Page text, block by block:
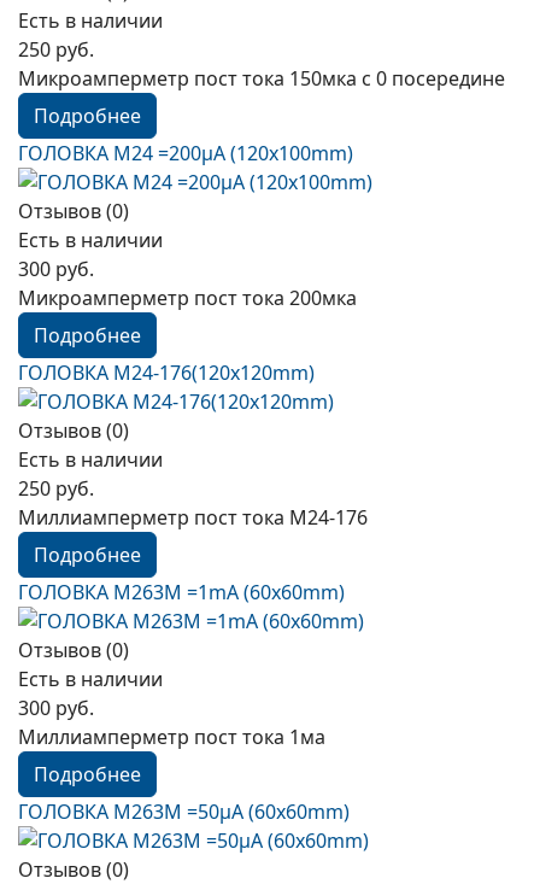
Есть в наличии
250 руб.
Микроамперметр пост тока 150мка с 0 посередине
Подробнее
ГОЛОВКА М24 =200µА (120x100mm)
Отзывов (0)
Есть в наличии
300 руб.
Микроамперметр пост тока 200мка
Подробнее
ГОЛОВКА М24-176(120x120mm)
Отзывов (0)
Есть в наличии
250 руб.
Миллиамперметр пост тока М24-176
Подробнее
ГОЛОВКА М263М =1mА (60x60mm)
Отзывов (0)
Есть в наличии
300 руб.
Миллиамперметр пост тока 1ма
Подробнее
ГОЛОВКА М263М =50µА (60x60mm)
Отзывов (0)